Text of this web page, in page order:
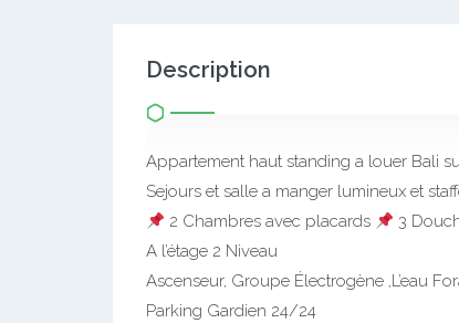
Description
Appartement haut standing a louer Bali
Sejours et salle a manger lumineux et
2 Chambres avec placards
3
A l’étage 2 Niveau
Ascenseur, Groupe Électrogène ,L’eau
Parking Gardien 24/24